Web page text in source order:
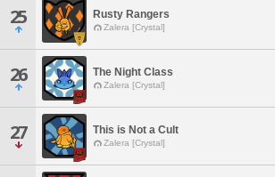
25 Rusty Rangers
Zalera [Crystal]
26 The Night Class
Zalera [Crystal]
27 This is Not a Cult
Zalera [Crystal]